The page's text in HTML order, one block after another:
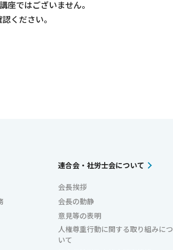
ではございません。
ください。
連合会・社労士会について
会長挨拶
会長の動静
意見等の表明
人権尊重行動に関する取り組みにつ
いて